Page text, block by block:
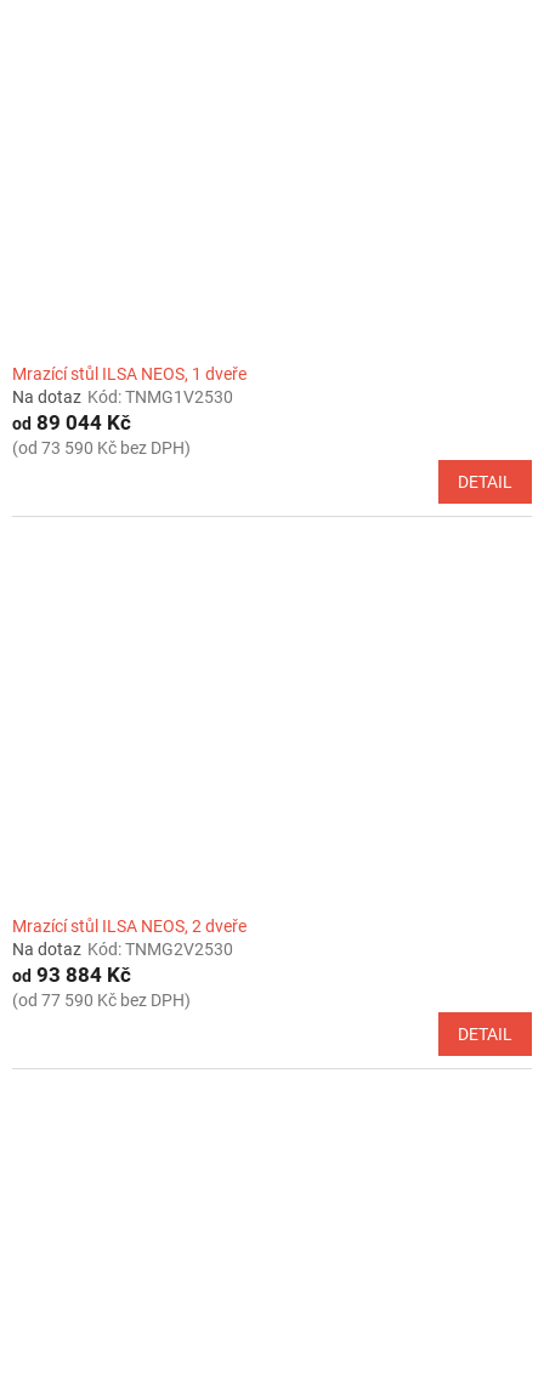
Mrazící stůl ILSA NEOS, 1 dveře
Na dotaz Kód:TNMG1V2530
od 89 044 Kč
(od 73 590 Kč bez DPH)
DETAIL
Mrazící stůl ILSA NEOS, 2 dveře
Na dotaz Kód:TNMG2V2530
od 93 884 Kč
(od 77 590 Kč bez DPH)
DETAIL